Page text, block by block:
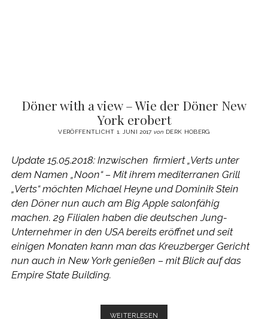
Döner with a view – Wie der Döner New
York erobert
VERÖFFENTLICHT 1. JUNI 2017 von DERK HOBERG
Update 15.05.2018: Inzwischen firmiert „Verts unter
dem Namen „Noon“ – Mit ihrem mediterranen Grill
„Verts“ möchten Michael Heyne und Dominik Stein
den Döner nun auch am Big Apple salonfähig
machen. 29 Filialen haben die deutschen Jung-
Unternehmer in den USA bereits eröffnet und seit
einigen Monaten kann man das Kreuzberger Gericht
nun auch in New York genießen – mit Blick auf das
Empire State Building.
WEITERLESEN